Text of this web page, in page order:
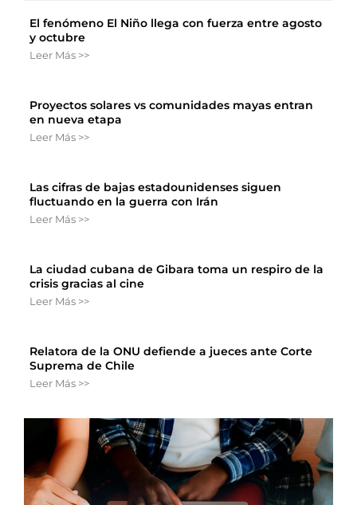
El fenómeno El Niño llega con fuerza entre agosto
y octubre
Leer Más >>
Proyectos solares vs comunidades mayas entran
en nueva etapa
Leer Más >>
Las cifras de bajas estadounidenses siguen
fluctuando en la guerra con Irán
Leer Más >>
La ciudad cubana de Gibara toma un respiro de la
crisis gracias al cine
Leer Más >>
Relatora de la ONU defiende a jueces ante Corte
Suprema de Chile
Leer Más >>